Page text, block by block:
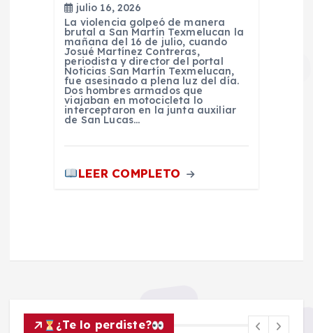
julio 16, 2026
La violencia golpeó de manera
brutal a San Martín Texmelucan la
mañana del 16 de julio, cuando
Josué Martínez Contreras,
periodista y director del portal
Noticias San Martín Texmelucan,
fue asesinado a plena luz del día.
Dos hombres armados que
viajaban en motocicleta lo
interceptaron en la junta auxiliar
de San Lucas…
LEER COMPLETO
¿Te lo perdiste?